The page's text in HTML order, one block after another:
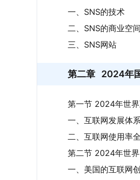
一、SNS的技术
二、SNS的商业空间
三、SNS网站
第二章 2024年
第一节 2024年世
一、互联网发展体
二、互联网使用率
第二节 2024年世
一、美国的互联网